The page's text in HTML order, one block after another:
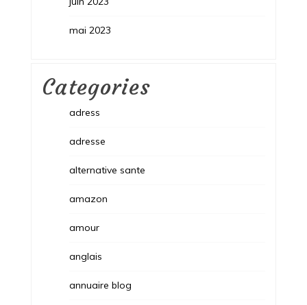
mai 2023
Categories
adress
adresse
alternative sante
amazon
amour
anglais
annuaire blog